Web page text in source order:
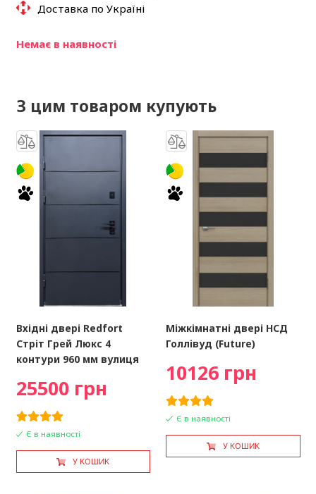
Доставка по Україні
Немає в наявності
З цим товаром купують
Вхідні двері Redfort
Стріт Грей Люкс 4
контури 960 мм вулиця
25500 грн
Є в наявності
У КОШИК
Міжкімнатні двері НСД
Голлівуд (Future)
10126 грн
Є в наявності
У КОШИК